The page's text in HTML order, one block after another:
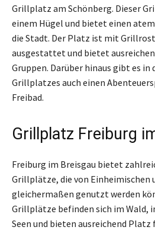
Grillplatz am Schönberg. Dieser
einem Hügel und bietet einen
die Stadt. Der Platz ist mit
ausgestattet und bietet
Gruppen. Darüber hinaus gibt es in
Grillplatzes auch einen
Freibad.
Grillplatz Freiburg
Freiburg im Breisgau bietet
Grillplätze, die von Einheimischen
gleichermaßen genutzt werden
Grillplätze befinden sich im Wald,
Seen und bieten ausreichend